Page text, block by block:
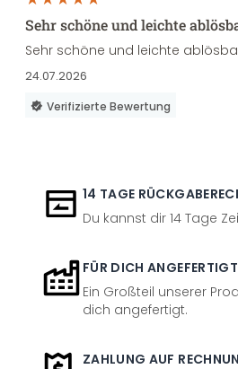
Sehr schöne und leichte
Sehr schöne und leichte
24.07.2026
Verifizierte Bewertung
14 TAGE
Du kannst dir 14 Tage
FÜR DICH ANGEFERTIGT
Ein Großteil unserer
dich angefertigt.
ZAHLUNG AUF